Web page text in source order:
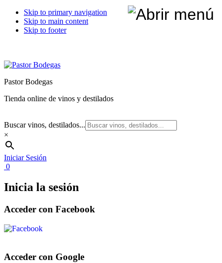
Skip to primary navigation
Skip to main content
Skip to footer
Pastor Bodegas
Tienda online de vinos y destilados
Buscar vinos, destilados...
×
Iniciar Sesión
0
Inicia la sesión
Acceder con Facebook
Acceder con Google